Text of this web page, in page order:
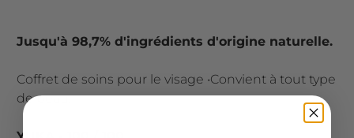
Jusqu'à 98,7% d'ingrédients d'origine naturelle.
Coffret de soins pour le visage •Convient à tout type
de peau.